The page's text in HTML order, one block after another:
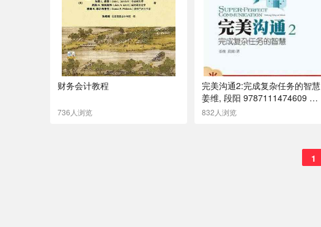
财务会计教程
736人浏览
完美沟通2:完成复杂任务的智慧
姜维, 段阳 9787111474609 机
械工业出版社
832人浏览
1